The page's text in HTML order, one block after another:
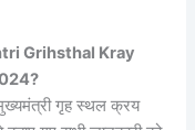
Grihsthal Kray
गृह स्थल क्रय